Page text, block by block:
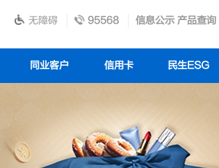
无障碍 95568 信息公示 产品查询
同业客户 信用卡 民生ESG